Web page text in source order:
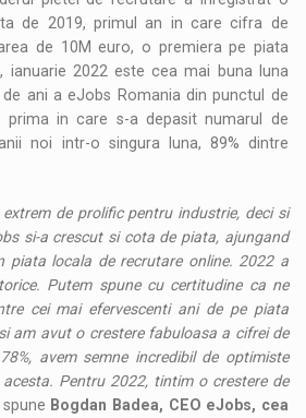
de 2019, primul an in care cifra de
de 10M euro, o premiera pe piata
ianuarie 2022 este cea mai buna luna
ani a eJobs Romania din punctul de
prima in care s-a depasit numarul de
noi intr-o singura luna, 89% dintre
de prolific pentru industrie, deci si
si-a crescut si cota de piata, ajungand
piata locala de recrutare online. 2022 a
Putem spune cu certitudine ca ne
cei mai efervescenti ani de pe piata
am avut o crestere fabuloasa a cifrei de
avem semne incredibil de optimiste
Pentru 2022, tintim o crestere de
spune Bogdan Badea, CEO eJobs, cea